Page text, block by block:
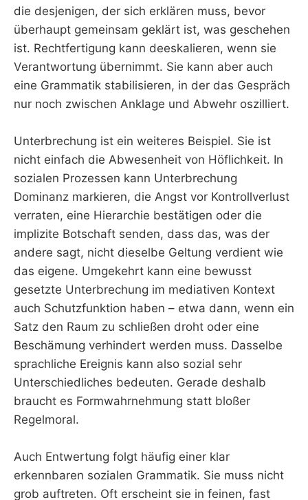
die desjenigen, der sich erklären muss, bevor
überhaupt gemeinsam geklärt ist, was geschehen
ist. Rechtfertigung kann deeskalieren, wenn sie
Verantwortung übernimmt. Sie kann aber auch
eine Grammatik stabilisieren, in der das Gespräch
nur noch zwischen Anklage und Abwehr oszilliert.
Unterbrechung ist ein weiteres Beispiel. Sie ist
nicht einfach die Abwesenheit von Höflichkeit. In
sozialen Prozessen kann Unterbrechung
Dominanz markieren, die Angst vor Kontrollverlust
verraten, eine Hierarchie bestätigen oder die
implizite Botschaft senden, dass das, was der
andere sagt, nicht dieselbe Geltung verdient wie
das eigene. Umgekehrt kann eine bewusst
gesetzte Unterbrechung im mediativen Kontext
auch Schutzfunktion haben – etwa dann, wenn ein
Satz den Raum zu schließen droht oder eine
Beschämung verhindert werden muss. Dasselbe
sprachliche Ereignis kann also sozial sehr
Unterschiedliches bedeuten. Gerade deshalb
braucht es Formwahrnehmung statt bloßer
Regelmoral.
Auch Entwertung folgt häufig einer klar
erkennbaren sozialen Grammatik. Sie muss nicht
grob auftreten. Oft erscheint sie in feinen, fast